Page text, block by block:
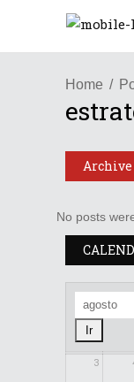
Home
Archive
No posts
3